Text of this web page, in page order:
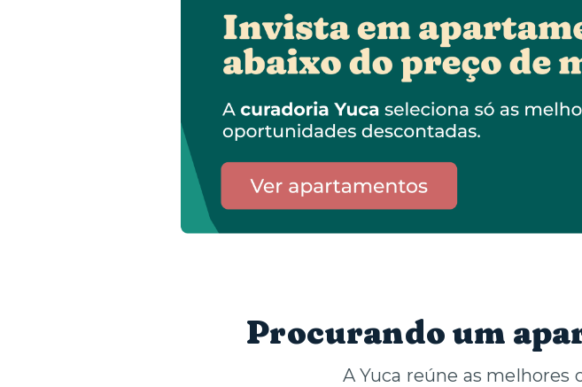
Procurando um
A Yuca reúne as